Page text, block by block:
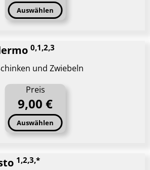
Auswählen
0,1,2,3
und Zwiebeln
Preis
9,00 €
Auswählen
1,2,3,*